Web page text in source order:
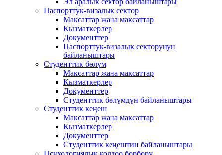
Эл аралык сектор байланыштары
Паспорттук-визалык сектор
Максаттар жана максаттар
Кызматкерлер
Документтер
Паспорттук-визалык секторунун
байланыштары
Студенттик бөлүм
Максаттар жана максаттар
Кызматкерлер
Документтер
Студенттик бөлүмдүн байланыштары
Студенттик кеңеш
Максаттар жана максаттар
Кызматкерлер
Документтер
Студенттик кеңештин байланыштары
Психологиялык колдоо борбору